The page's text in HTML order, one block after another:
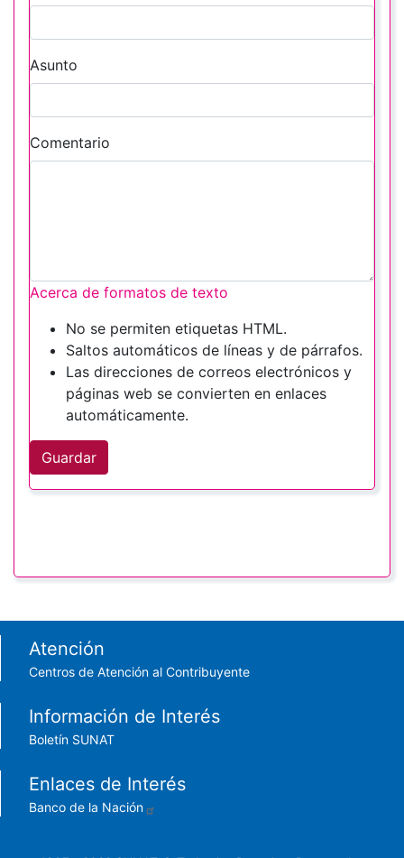
Asunto
Comentario
Acerca de formatos de texto
No se permiten etiquetas HTML.
Saltos automáticos de líneas y de párrafos.
Las direcciones de correos electrónicos y
páginas web se convierten en enlaces
automáticamente.
Guardar
Footer menu
Atención
Centros de Atención al Contribuyente
Información de Interés
Boletín SUNAT
Enlaces de Interés
Banco de la Nación